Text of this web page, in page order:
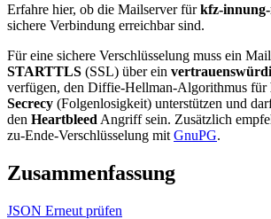
Erfahre hier, ob die Mailserver fürkfz-
sichere Verbindung erreichbar sind.
Für eine sichere Verschlüsselung muss ein
STARTTLS (SSL) über ein
verfügen, den Diffie-Hellman-Algorithmus für
Secrecy (Folgenlosigkeit) unterstützen und
den Heartbleed Angriff sein. Zusätzlich
zu-Ende-Verschlüsselung mit GnuPG.
Zusammenfassung
JSON Erneut prüfen